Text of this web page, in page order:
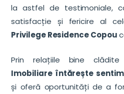
la astfel de testimoniale,
satisfacție și fericire al
Privilege Residence Copou
Prin relațiile bine
Imobiliare întărește
și oferă oportunități de a